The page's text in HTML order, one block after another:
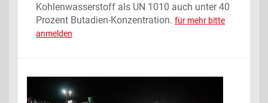
Kohlenwasserstoff als UN 1010 auch unter 40
Prozent Butadien-Konzentration. für mehr bitte
anmelden